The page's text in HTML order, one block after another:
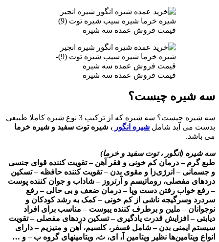
قیمت فروش عمده سه شیره
قیمت فروش عمده سه شیره
سه شیره چیست؟
سه شیره چیست؟ سه شیره که از ترکیب 3 نوع شیره کاملا طبیعی
بدست می آید شامل شیره انگور ، شیره توت سفید و شیره خرما
می باشد.
سه شیره (انگور ، توت سفید و خرما)
طبع گرم – درمان کم خونی و فقر آهن – تقویت کننده قوای جنسی
و جسمانی – انرژی‌زا و مقوی بدن – تقویت کننده حافظه – تسکین
دردهای مفصلی، روماتیسم و آرتروز – شاداب و جوان کننده پوست
– رفع خواب رفتن دست وپا – درمان ضعف و بی حالی – رفع
سردرد وسرگیجه ناشی از کم خونی – کمک به رشد کودکان و
نوجوانان – ملین و برطرف کننده یبوست – مناسب برای افراد
دیابتی – افزایش قدرت یادگیری – تسکین دردهای مفصلی – تقویت
سیستم ایمنی بدن – شامل فسفر، کلسیم، آهن و منیزیم – دارای
انواع ویتامین‌ها نظیر ویتامین آ، ای، ث، ویتامینهای گروه ب – و …